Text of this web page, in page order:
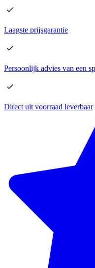
Laagste prijsgarantie
Persoonlijk advies van een
Direct uit voorraad leverbaar